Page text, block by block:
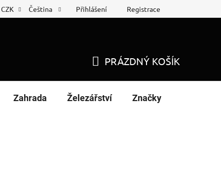
list Nákup na splátky
CZK Čeština Přihlášení Registrace
KOŠÍK
PRÁZDNÝ KOŠÍK
Zahrada Železářství Značky